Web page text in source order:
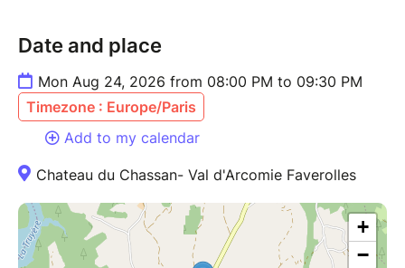
Date and place
Mon Aug 24, 2026 from 08:00 PM to 09:30 PM
Timezone : Europe/Paris
Add to my calendar
Chateau du Chassan- Val d'Arcomie Faverolles
+
−